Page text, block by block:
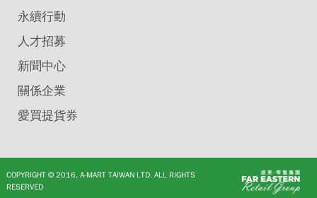
永續行動
人才招募
新聞中心
關係企業
愛買提貨券
COPYRIGHT © 2016, A-MART TAIWAN LTD. ALL RIGHTS
RESERVED